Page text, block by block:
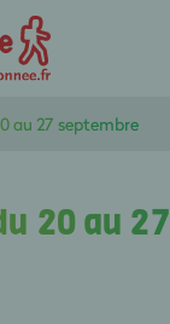
au 27 septembre
20 au 27